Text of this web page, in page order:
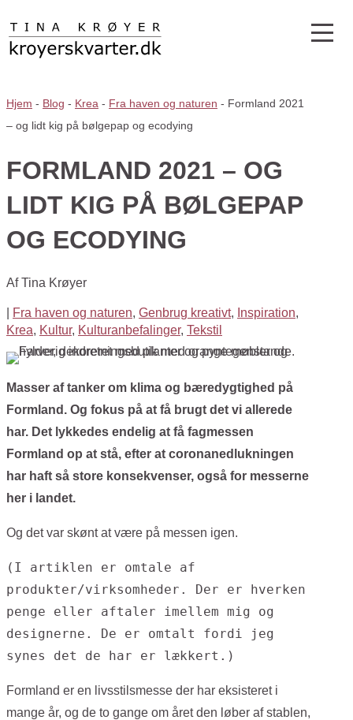
Hjem - Blog - Krea - Fra haven og naturen - Formland 2021
– og lidt kig på bølgepap og ecodying
FORMLAND 2021 – OG
LIDT KIG PÅ BØLGEPAP
OG ECODYING
AfTina Krøyer
Fra haven og naturen, Genbrug kreativt, Inspiration,
Krea, Kultur, Kulturanbefalinger, Tekstil
Masser af tanker om klima og bæredygtighed på
Formland. Og fokus på at få brugt det vi allerede
har. Det lykkedes endelig at få fagmessen
Formland op at stå, efter at coronanedlukningen
har haft så store konsekvenser, også for messerne
her i landet.
Og det var skønt at være på messen igen.
(I artiklen er omtale af
produkter/virksomheder. Der er hverken
penge eller aftaler imellem mig og
designerne. De er omtalt fordi jeg
synes det de har er lækkert.)
Formland er en livsstilsmesse der har eksisteret i
mange år, og de to gange om året den løber af stablen,